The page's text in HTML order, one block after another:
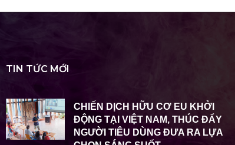
TIN TỨC MỚI
CHIẾN DỊCH HỮU CƠ EU KHỞI
ĐỘNG TẠI VIỆT NAM, THÚC ĐẨY
NGƯỜI TIÊU DÙNG ĐƯA RA LỰA